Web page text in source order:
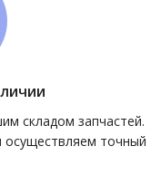
складом запчастей.
осуществляем точный